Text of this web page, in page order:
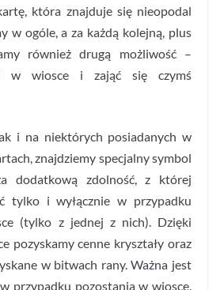
która znajduje się nieopodal
w ogóle, a za każdą kolejną, plus
również drugą możliwość –
w wiosce i zająć się czymś
i na niektórych posiadanych w
znajdziemy specjalny symbol
dodatkową zdolność, z której
tylko i wyłącznie w przypadku
(tylko z jednej z nich). Dzięki
pozyskamy cenne kryształy oraz
w bitwach rany. Ważna jest
przypadku pozostania w wiosce,